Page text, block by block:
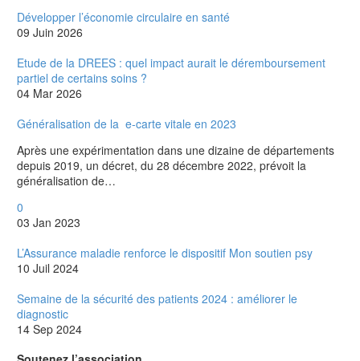
Développer l’économie circulaire en santé
09 Juin 2026
Etude de la DREES : quel impact aurait le déremboursement
partiel de certains soins ?
04 Mar 2026
Généralisation de la e-carte vitale en 2023
Après une expérimentation dans une dizaine de départements
depuis 2019, un décret, du 28 décembre 2022, prévoit la
généralisation de…
0
03 Jan 2023
L’Assurance maladie renforce le dispositif Mon soutien psy
10 Juil 2024
Semaine de la sécurité des patients 2024 : améliorer le
diagnostic
14 Sep 2024